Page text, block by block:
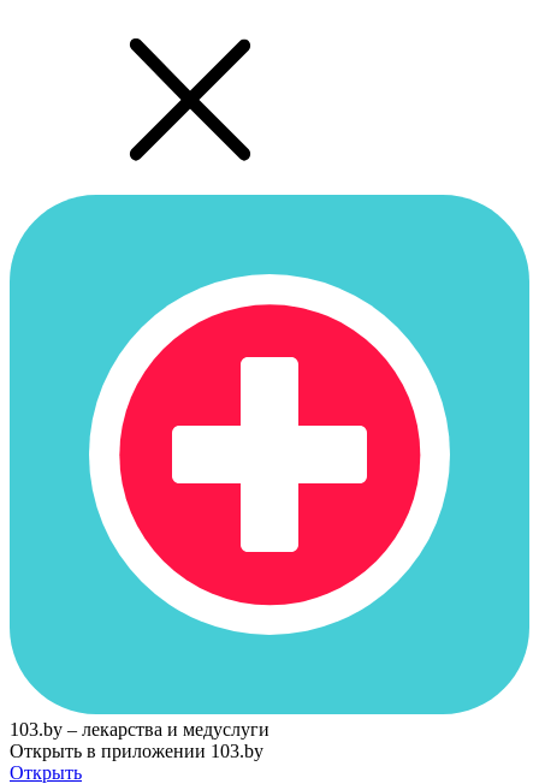
103.by – лекарства и медуслуги
Открыть в приложении 103.by
Открыть